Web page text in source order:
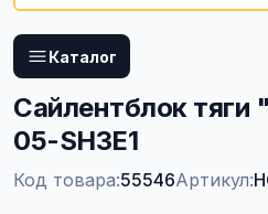
Каталог
Сайлентблок тяги
05-SH3E1
Код товара:55546Артикул: